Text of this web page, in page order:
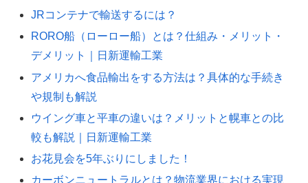
JRコンテナで輸送するには？
RORO船（ローロー船）とは？仕組み・メリット・
デメリット｜日新運輸工業
アメリカへ食品輸出をする方法は？具体的な手続き
や規制も解説
ウイング車と平車の違いは？メリットと幌車との比
較も解説｜日新運輸工業
お花見会を5年ぶりにしました！
カーボンニュートラルとは？物流業界における実現